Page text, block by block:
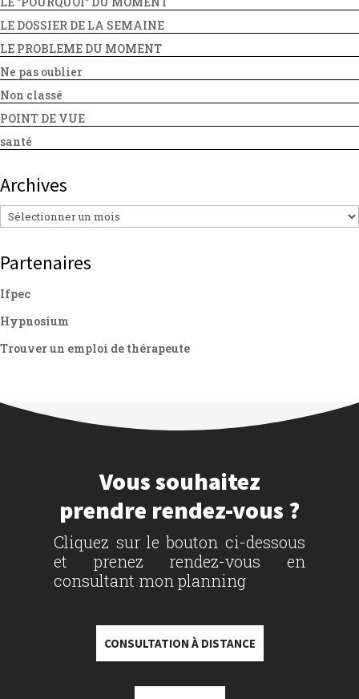
LE DOSSIER DE LA SEMAINE
LE PROBLEME DU MOMENT
Ne pas oublier
Non classé
POINT DE VUE
santé
Archives
Archives
Partenaires
Ifpec
Hypnosium
Trouver un emploi de thérapeute
Vous souhaitez
prendre rendez-vous ?
Cliquez sur le bouton ci-dessous
et prenez rendez-vous en
consultant mon planning
CONSULTATION À DISTANCE